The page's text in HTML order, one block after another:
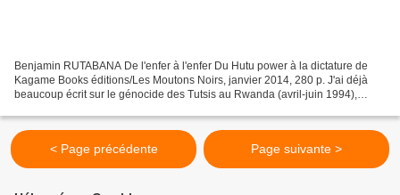
Benjamin RUTABANA De l'enfer à l'enfer Du Hutu power à la dictature de
Kagame Books éditions/Les Moutons Noirs, janvier 2014, 280 p. J'ai déjà
beaucoup écrit sur le génocide des Tutsis au Rwanda (avril-juin 1994),
1995-et-quelques-prolongement.html...
< Page précédente Page suivante >